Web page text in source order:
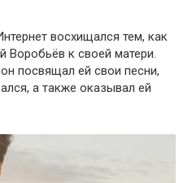
восхищался тем, как
Воробьёв к своей матери.
посвящал ей свои песни,
а также оказывал ей